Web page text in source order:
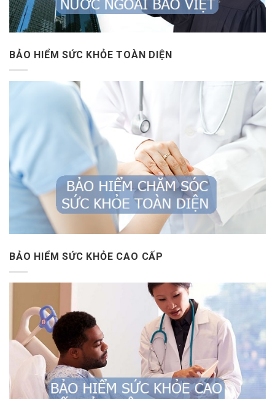
BẢO HIỂM SỨC KHỎE TOÀN DIỆN
BẢO HIỂM SỨC KHỎE CAO CẤP